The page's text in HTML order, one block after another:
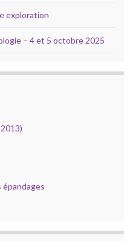
exploration
– 4 et 5 octobre 2025